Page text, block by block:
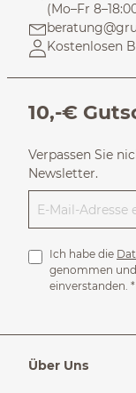
(Mo–Fr
Kostenlosen
10,-€
Verpassen Sie
Newsletter.
Ich habe die
genommen
einverstanden. *
Über Uns